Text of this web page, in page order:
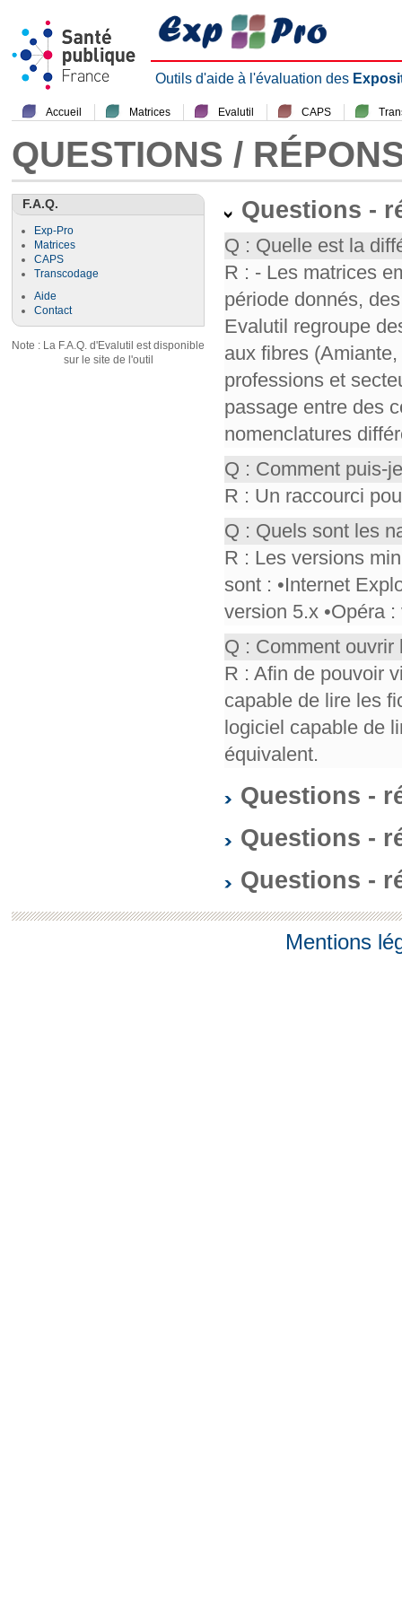
Outils d'aide à l'évaluation des
Accueil Matrices Evalutil CAPS
QUESTIONS /
F.A.Q.
Exp-Pro
Matrices
CAPS
Transcodage
Aide
Contact
Note : La F.A.Q. d'Evalutil est disponible
sur le site de l'outil
Questions -
Q : Quelle est la
R : - Les matrices
période donnés,
Evalutil regroupe
aux fibres
professions et
passage entre des
nomenclatures
Q : Comment puis-
R : Un raccourci
Q : Quels sont les
R : Les versions
sont : •Internet
version 5.x •Opéra
Q : Comment
R : Afin de pouvoir
capable de lire les
logiciel capable de
équivalent.
Questions -
Questions -
Questions -
Mentions